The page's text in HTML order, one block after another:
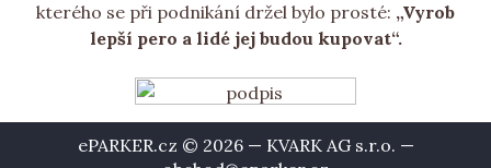
kterého se při podnikání držel bylo prosté: „Vyrob
lepší pero a lidé jej budou kupovat“.
ePARKER.cz © 2026 — KVARK AG s.r.o. —